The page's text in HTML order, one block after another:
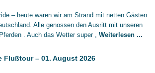
– heute waren wir am Strand mit netten Gästen
Alle genossen den Ausritt mit unseren
. Auch das Wetter super , Weiterlesen ...
Flußtour – 01. August 2026